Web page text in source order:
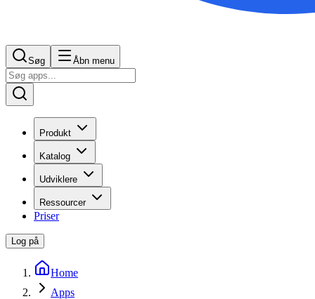
Søg Åbn menu
Produkt
Katalog
Udviklere
Ressourcer
Priser
Log på
Home
Apps